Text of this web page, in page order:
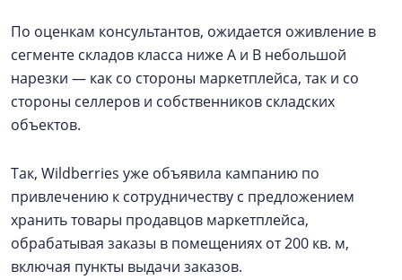
По оценкам консультантов, ожидается оживление в
сегменте складов класса ниже А и В небольшой
нарезки — как со стороны маркетплейса, так и со
стороны селлеров и собственников складских
объектов.
Так, Wildberries уже объявила кампанию по
привлечению к сотрудничеству с предложением
хранить товары продавцов маркетплейса,
обрабатывая заказы в помещениях от 200 кв. м,
включая пункты выдачи заказов.